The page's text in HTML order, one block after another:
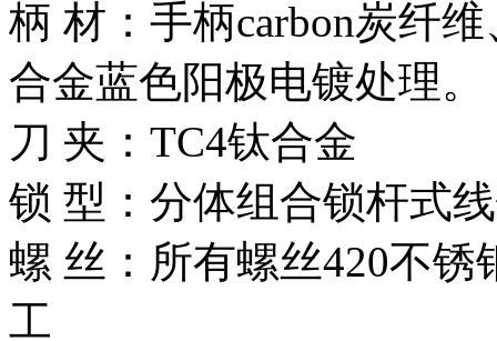
柄 材：手柄carbon炭纤
合金蓝色阳极电镀处理
刀 夹：TC4钛合金
锁 型：分体组合锁杆式
螺 丝：所有螺丝420不锈
工